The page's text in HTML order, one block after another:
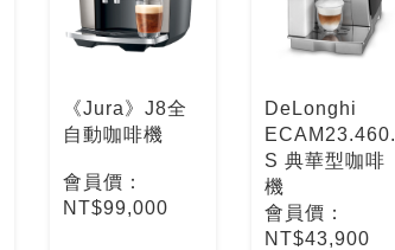
《Jura》J8全
自動咖啡機
會員價：
NT$99,000
DeLonghi
ECAM23.460.
S 典華型咖啡
機
會員價：
NT$43,900